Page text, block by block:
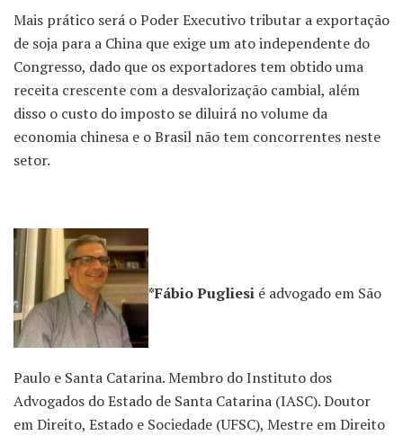
Mais prático será o Poder Executivo tributar a exportação
de soja para a China que exige um ato independente do
Congresso, dado que os exportadores tem obtido uma
receita crescente com a desvalorização cambial, além
disso o custo do imposto se diluirá no volume da
economia chinesa e o Brasil não tem concorrentes neste
setor.
*Fábio Pugliesi é advogado em São
Paulo e Santa Catarina. Membro do Instituto dos
Advogados do Estado de Santa Catarina (IASC). Doutor
em Direito, Estado e Sociedade (UFSC), Mestre em Direito